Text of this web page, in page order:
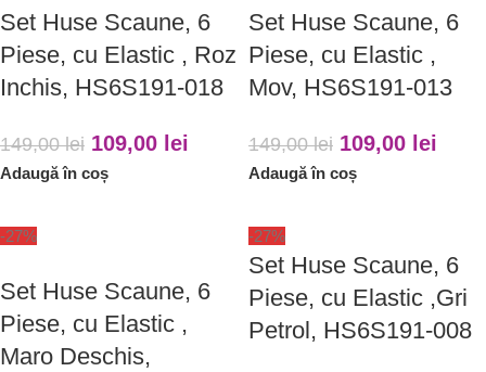
Set Huse Scaune, 6
Piese, cu Elastic , Roz
Inchis, HS6S191-018
149,00lei 109,00 lei
Adaugă în coș
Set Huse Scaune, 6
Piese, cu Elastic ,
Mov, HS6S191-013
149,00lei 109,00 lei
Adaugă în coș
-27%
Set Huse Scaune, 6
Piese, cu Elastic ,
Maro Deschis,
-27%
Set Huse Scaune, 6
Piese, cu Elastic ,Gri
Petrol, HS6S191-008